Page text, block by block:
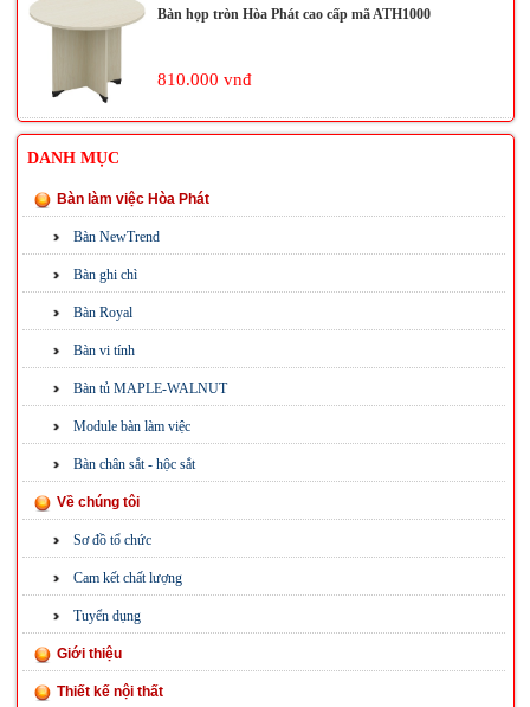
Bàn họp tròn Hòa Phát cao cấp mã ATH1000
810.000 vnđ
DANH MỤC
Bàn làm việc Hòa Phát
Bàn NewTrend
Bàn ghi chì
Bàn Royal
Bàn vi tính
Bàn tủ MAPLE-WALNUT
Module bàn làm việc
Bàn chân sắt - hộc sắt
Về chúng tôi
Sơ đồ tổ chức
Cam kết chất lượng
Tuyển dụng
Giới thiệu
Thiết kế nội thất